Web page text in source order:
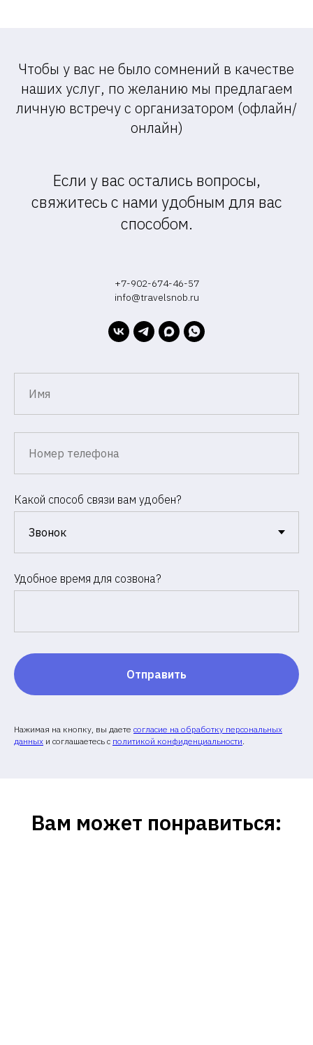
Чтобы у вас не было сомнений в качестве
наших услуг, по желанию мы предлагаем
личную встречу с организатором (офлайн/
онлайн)
Если у вас остались вопросы,
свяжитесь с нами удобным для вас
способом.
+7-902-674-46-57
info@travelsnob.ru
Какой способ связи вам удобен?
Удобное время для созвона?
Отправить
Нажимая на кнопку, вы даете согласие на обработку персональных
данных и соглашаетесь c политикой конфиденциальности.
Вам может понравиться: